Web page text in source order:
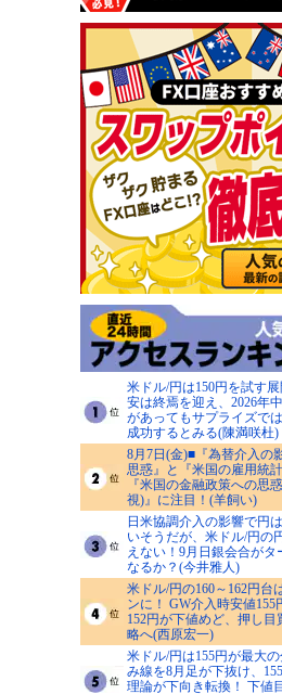
米ドル/円は150円を試す
安は終焉を迎え、2026年
があってもサプライズで
成功するとみる(陳満咲杜)
8月7日(金)■『為替介入の
思惑』と『米国の雇用統
『米国の金融政策への思
視)』に注目！(羊飼い)
日米協調介入の影響で円
いそうだが、米ドル/円の
えない！9月日銀会合がタ
なるか？(今井雅人)
米ドル/円の160～162円台
ンに！ GW介入時安値
152円が下値めど、押し
略へ(西原宏一)
米ドル/円は155円が最大
み線を8月足が下抜け、
理論が下向き転換！ 下値